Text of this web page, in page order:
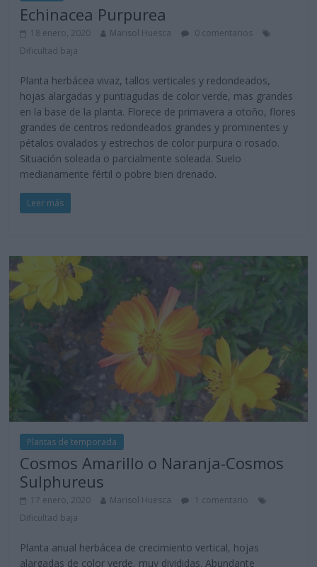
Echinacea Purpurea
18 enero, 2020 Marisol Huesca
0 comentarios
Dificultad baja
Planta herbácea vivaz, tallos verticales y redondeados,
hojas alargadas y puntiagudas de color verde, mas grandes
en la base de la planta. Florece de primavera a otoño, flores
grandes de centros redondeados grandes y prominentes y
pétalos ovalados y estrechos de color purpura o rosado.
Situación soleada o parcialmente soleada. Suelo
medianamente fértil o pobre bien drenado.
Leer más
Plantas de temporada
Cosmos Amarillo o Naranja-Cosmos
Sulphureus
17 enero, 2020 Marisol Huesca
1 comentario
Dificultad baja
Planta anual herbácea de crecimiento vertical, hojas
alargadas de color verde, muy divididas. Abundante